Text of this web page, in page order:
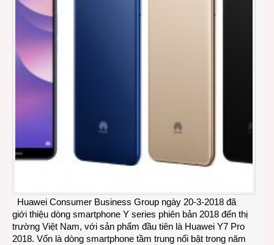
Huawei Consumer Business Group ngày 20-3-2018 đã
giới thiệu dòng smartphone Y series phiên bản 2018 đến thị
trường Việt Nam, với sản phẩm đầu tiên là Huawei Y7 Pro
2018. Vốn là dòng smartphone tầm trung nổi bật trong năm